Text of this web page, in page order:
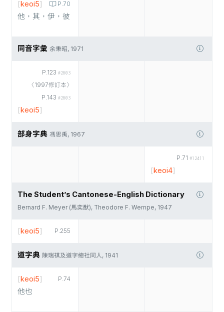
P.70
[keoi5]
他，其，伊，彼
同音字彙 余秉昭, 1971
P.123 #2803
〈1997修訂本〉
P.143 #2803
[keoi5]
部身字典 馮思禹, 1967
P.71 #12411
[keoi4]
The Student’s Cantonese-English Dictionary
Bernard F. Meyer (馬奕猷), Theodore F. Wempe, 1947
P.255
[keoi5]
道字典 陳瑞祺及道字總社同人, 1941
P.74
[keoi5]
他也